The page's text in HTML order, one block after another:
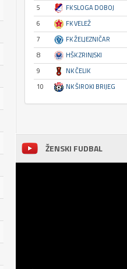
5
FK SLOGA DOBOJ
6
FK VELEŽ
7
FK ŽELJEZNIČAR
8
HŠK ZRINJSKI
9
NK ČELIK
10
NK ŠIROKI BRIJEG
ŽENSKI FUDBAL